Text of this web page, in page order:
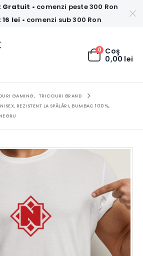
Gratuit • comenzi peste 300 Ron
lei • comenzi sub 300 Ron
0 Coş
0,00 lei
GAMING,
TRICOURI BRAND
REZISTENT LA SPĂLĂRI, BUMBAC 100%,